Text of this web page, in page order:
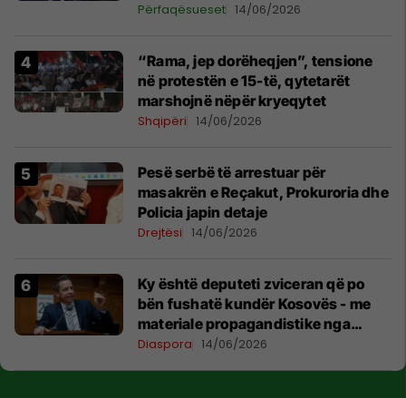
Përfaqësueset 14/06/2026
“Rama, jep dorëheqjen”, tensione
në protestën e 15-të, qytetarët
marshojnë nëpër kryeqytet
Shqipëri 14/06/2026
Pesë serbë të arrestuar për
masakrën e Reçakut, Prokuroria dhe
Policia japin detaje
Drejtësi 14/06/2026
Ky është deputeti zviceran që po
bën fushatë kundër Kosovës - me
materiale propagandistike nga
Beogradi
Diaspora 14/06/2026